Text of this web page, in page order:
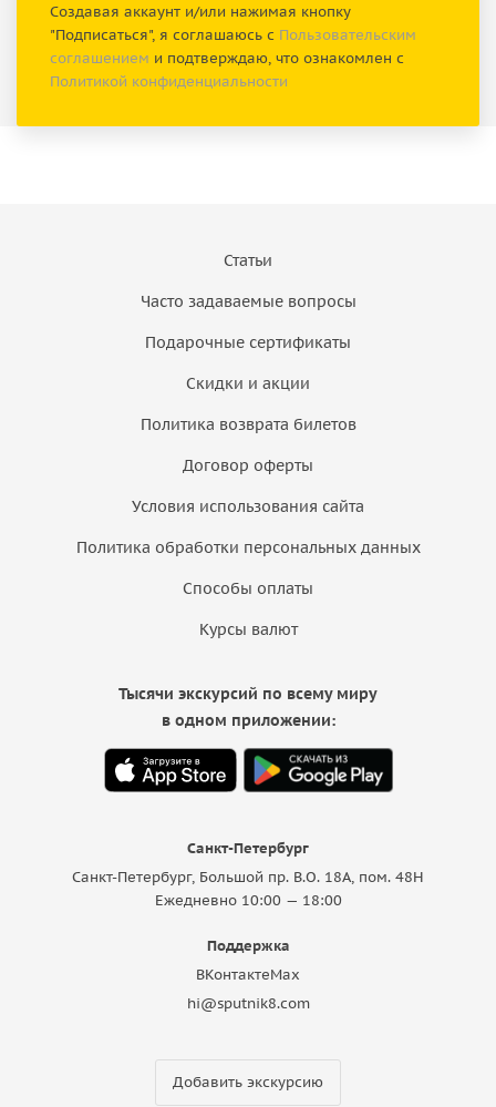
Создавая аккаунт и/или нажимая кнопку
"Подписаться", я соглашаюсь с Пользовательским
соглашением и подтверждаю, что ознакомлен с
Политикой конфиденциальности
Статьи
Часто задаваемые вопросы
Подарочные сертификаты
Скидки и акции
Политика возврата билетов
Договор оферты
Условия использования сайта
Политика обработки персональных данных
Способы оплаты
Курсы валют
Санкт-Петербург
Санкт-Петербург, Большой пр. В.О. 18A, пом. 48Н
Ежедневно 10:00 — 18:00
Поддержка
ВКонтактеMax
hi@sputnik8.com
Добавить экскурсию
Тысячи экскурсий по всему миру
в одном приложении: